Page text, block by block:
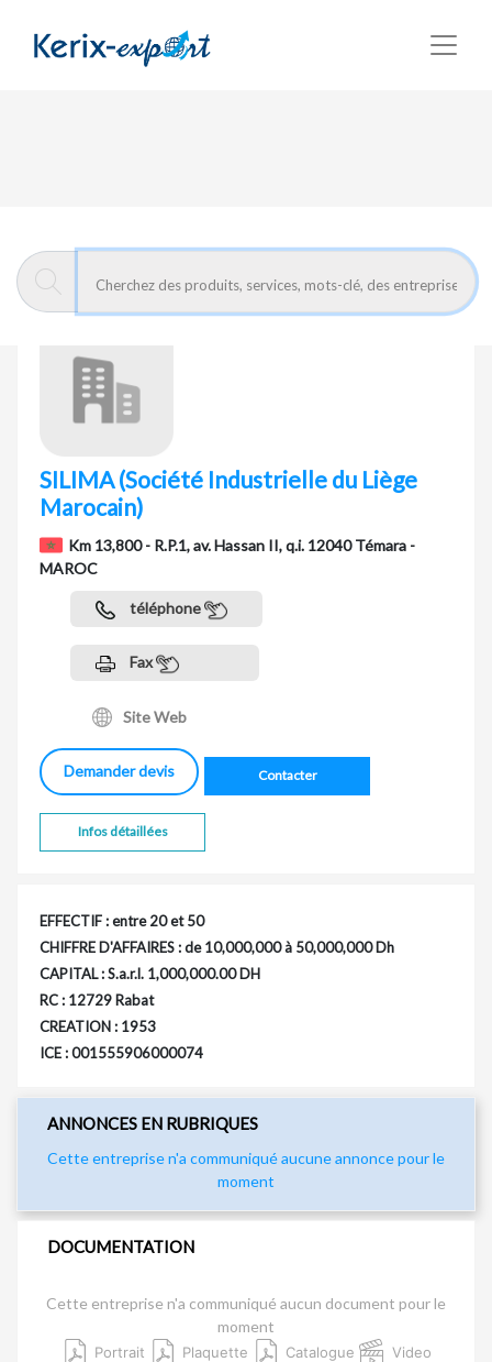
SILIMA(Société Industrielle du Liège
Marocain)
Km 13,800 - R.P.1, av. Hassan II, q.i. 12040 Témara -
MAROC
téléphone
Fax
Site Web
Demander devis Contacter
Infos détaillées
EFFECTIF : entre 20 et 50
CHIFFRE D'AFFAIRES : de 10,000,000 à 50,000,000 Dh
CAPITAL : S.a.r.l. 1,000,000.00 DH
RC : 12729 Rabat
CREATION : 1953
ICE : 001555906000074
ANNONCES EN RUBRIQUES
Cette entreprise n'a communiqué aucune annonce pour le
moment
DOCUMENTATION
Cette entreprise n'a communiqué aucun document pour le
moment
Portrait Plaquette Catalogue Video